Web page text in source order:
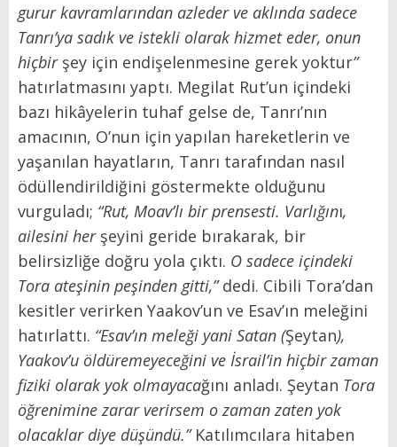
gurur kavramlarından azleder ve aklında sadece
Tanrı’ya sadık ve istekli olarak hizmet eder, onun
hiçbir şey için endişelenmesine gerek yoktur”
hatırlatmasını yaptı. Megilat Rut’un içindeki
bazı hikâyelerin tuhaf gelse de, Tanrı’nın
amacının, O’nun için yapılan hareketlerin ve
yaşanılan hayatların, Tanrı tarafından nasıl
ödüllendirildiğini göstermekte olduğunu
vurguladı; “Rut, Moav’lı bir prensesti. Varlığını,
ailesini her şeyini geride bırakarak, bir
belirsizliğe doğru yola çıktı. O sadece içindeki
Tora ateşinin peşinden gitti,”dedi. Cibili Tora’dan
kesitler verirken Yaakov’un ve Esav’ın meleğini
hatırlattı. “Esav’ın meleği yani Satan (Şeytan),
Yaakov’u öldüremeyeceğini ve İsrail’in hiçbir zaman
fiziki olarak yok olmayacağını anladı. Şeytan Tora
öğrenimine zarar verirsem o zaman zaten yok
olacaklar diye düşündü.”Katılımcılara hitaben